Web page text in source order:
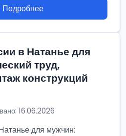
Подробнее
в Натанье для
труд,
конструкций
16.06.2026
для мужчин: